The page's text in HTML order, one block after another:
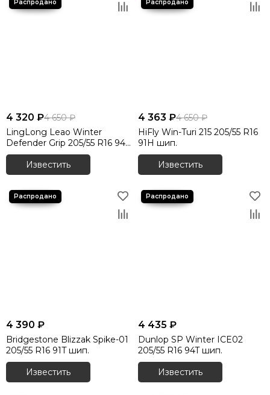
4 320 ₽4 650 ₽
LingLong Leao Winter
Defender Grip 205/55 R16 94T
шип.
Известить
4 363 ₽4 650 ₽
HiFly Win-Turi 215 205/55 R16
91H шип.
Известить
4 390 ₽
Bridgestone Blizzak Spike-01
205/55 R16 91T шип.
Известить
4 435 ₽
Dunlop SP Winter ICE02
205/55 R16 94T шип.
Известить